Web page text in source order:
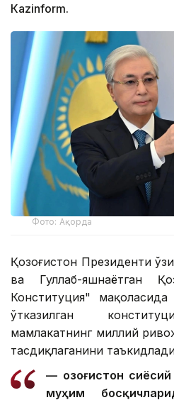
Кazinform.
Фото: Ақорда
Қозоғистон Президенти
ва Гуллаб-яшнаётган
Конституция"
ўтказилган
мамлакатнинг миллий
тасдиқлаганини
— Қозоғистон
муҳим